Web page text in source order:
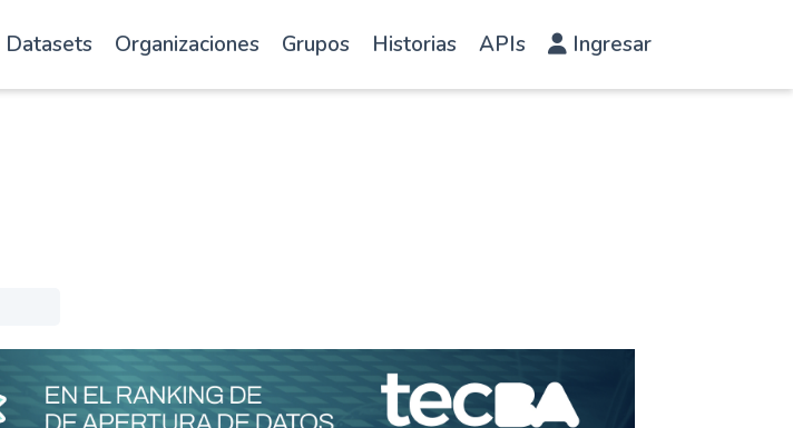
Datasets Organizaciones Grupos Historias APIs Ingresar